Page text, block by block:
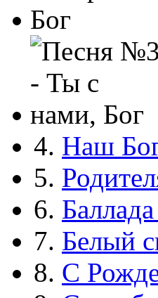
4. Наш
5.
6.
7. Белый
8. С